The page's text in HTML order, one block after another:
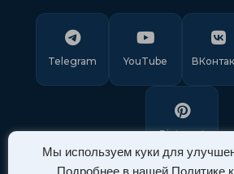
Мы используем куки для
Telegram YouTube
Pinterest